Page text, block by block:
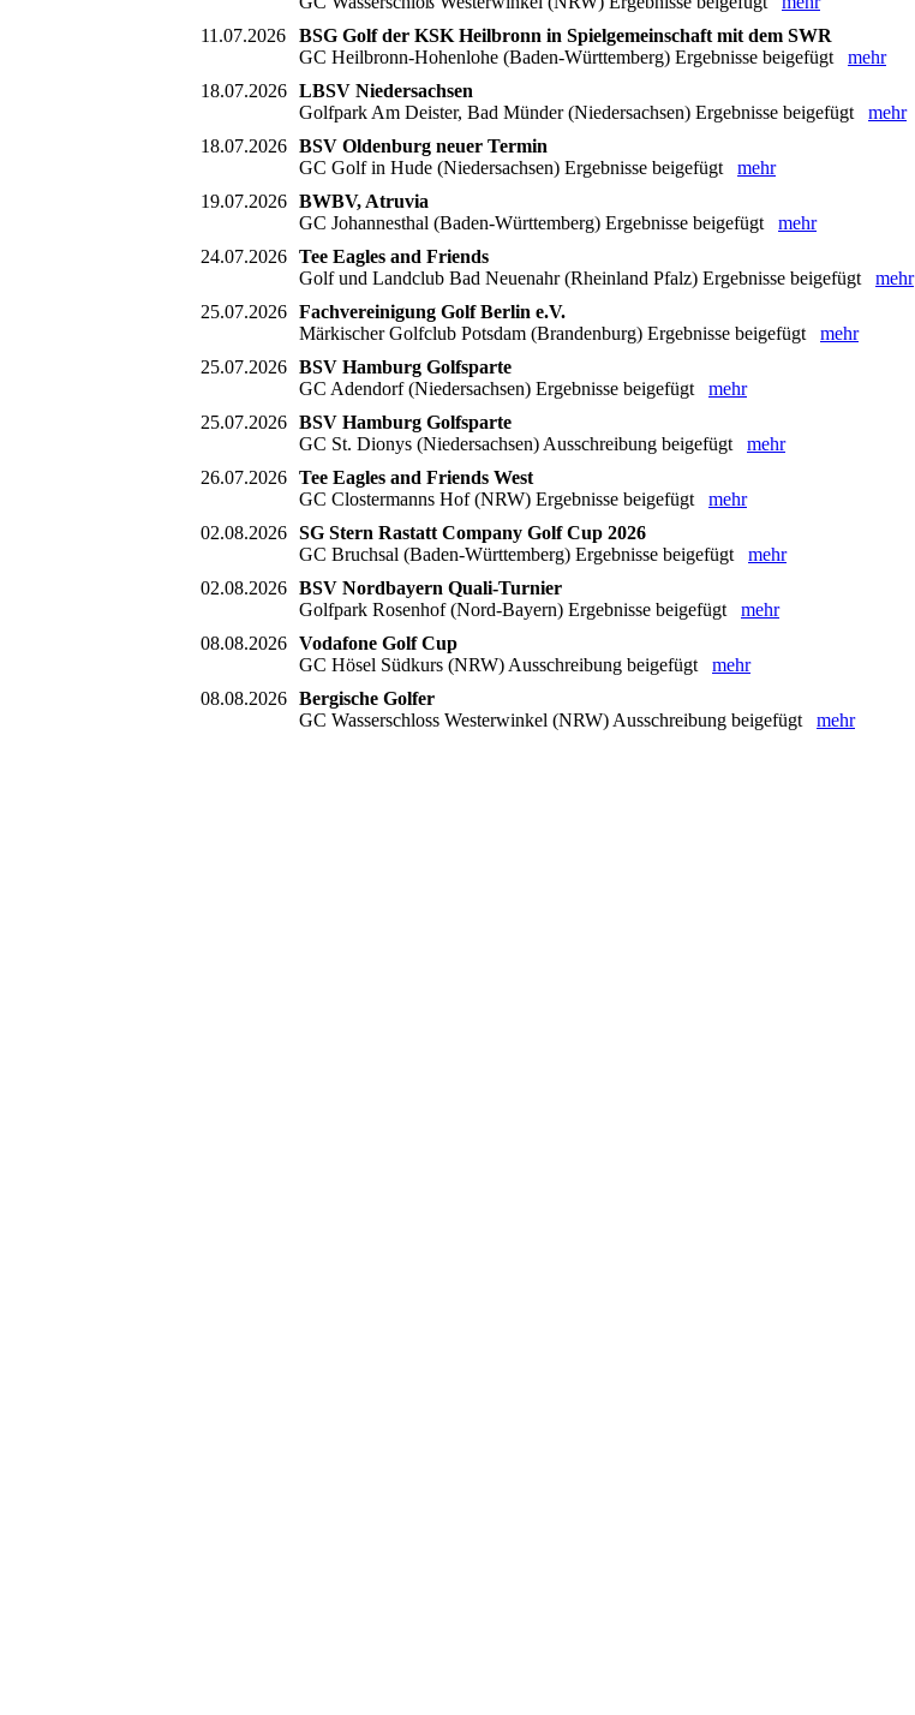
11.07.2026
BSG Golf der KSK Heilbronn in Spielgemeinschaft mit dem SWR
GC Heilbronn-Hohenlohe (Baden-Württemberg) Ergebnisse beigefügt mehr
18.07.2026 LBSV Niedersachsen
Golfpark Am Deister, Bad Münder (Niedersachsen) Ergebnisse beigefügt mehr
18.07.2026 BSV Oldenburg neuer Termin
GC Golf in Hude (Niedersachsen) Ergebnisse beigefügt mehr
19.07.2026 BWBV, Atruvia
GC Johannesthal (Baden-Württemberg) Ergebnisse beigefügt mehr
24.07.2026 Tee Eagles and Friends
Golf und Landclub Bad Neuenahr (Rheinland Pfalz) Ergebnisse beigefügt mehr
25.07.2026 Fachvereinigung Golf Berlin e.V.
Märkischer Golfclub Potsdam (Brandenburg) Ergebnisse beigefügt mehr
25.07.2026 BSV Hamburg Golfsparte
GC Adendorf (Niedersachsen) Ergebnisse beigefügt mehr
25.07.2026 BSV Hamburg Golfsparte
GC St. Dionys (Niedersachsen) Ausschreibung beigefügt mehr
26.07.2026 Tee Eagles and Friends West
GC Clostermanns Hof (NRW) Ergebnisse beigefügt mehr
02.08.2026 SG Stern Rastatt Company Golf Cup 2026
GC Bruchsal (Baden-Württemberg) Ergebnisse beigefügt mehr
02.08.2026 BSV Nordbayern Quali-Turnier
Golfpark Rosenhof (Nord-Bayern) Ergebnisse beigefügt mehr
08.08.2026 Vodafone Golf Cup
GC Hösel Südkurs (NRW) Ausschreibung beigefügt mehr
08.08.2026 Bergische Golfer
GC Wasserschloss Westerwinkel (NRW) Ausschreibung beigefügt mehr